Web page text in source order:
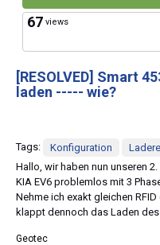
67 views
[RESOLVED] Smart
laden ----- wie?
Tags: Konfiguration
Hallo, wir haben nun unseren
KIA EV6 problemlos mit 3
Nehme ich exakt gleichen
klappt dennoch das Laden des
Geotec